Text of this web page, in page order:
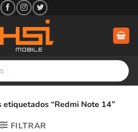
etiquetados “Redmi Note 14”
FILTRAR